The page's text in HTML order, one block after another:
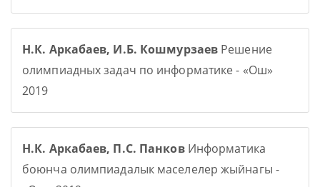
Н.К. Аркабаев, И.Б. Кошмурзаев Решение
олимпиадных задач по информатике - «Ош»
2019
Н.К. Аркабаев, П.С. ПанковИнформатика
боюнча олимпиадалык маселелер жыйнагы -